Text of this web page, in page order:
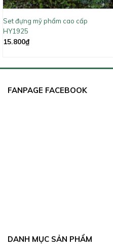
Set đựng mỹ phẩm cao cấp
HY1925
15.800₫
FANPAGE FACEBOOK
DANH MỤC SẢN PHẨM